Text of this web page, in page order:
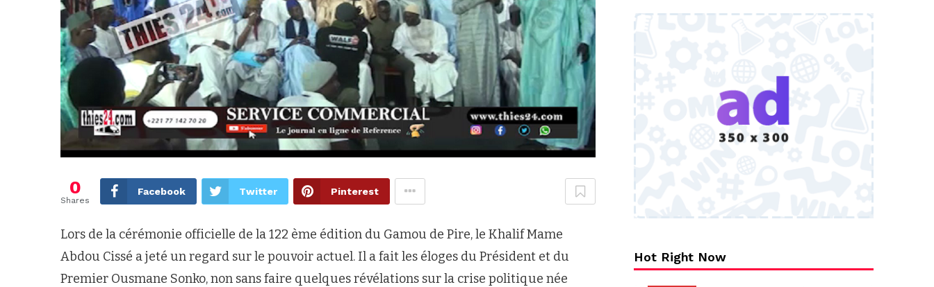
0
Shares
Facebook Twitter Pinterest
Lors de la cérémonie officielle de la 122 ème édition du Gamou de Pire, le Khalif Mame
Abdou Cissé a jeté un regard sur le pouvoir actuel. Il a fait les éloges du Président et du
Premier Ousmane Sonko, non sans faire quelques révélations sur la crise politique née
Hot Right Now